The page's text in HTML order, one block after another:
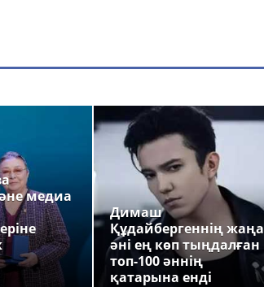
медиа
Димаш
Құдайбергеннің жаңа
әні ең көп тыңдалған
топ-100 әннің
қатарына енді